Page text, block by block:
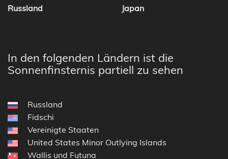
Russland Japan
In den folgenden Ländern ist die
Sonnenfinsternis partiell zu sehen
Russland
Fidschi
Vereinigte Staaten
United States Minor Outlying Islands
Wallis und Futuna